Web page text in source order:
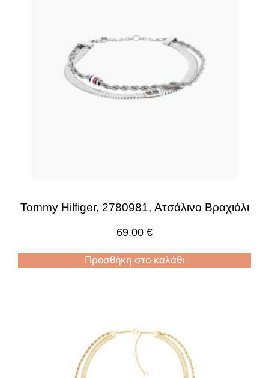
Tommy Hilfiger, 2780981, Ατσάλινο Βραχιόλι
69.00 €
Προσθήκη στο καλάθι